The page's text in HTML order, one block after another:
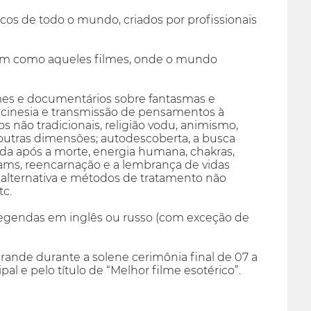
de todo o mundo, criados por profissionais
como aqueles filmes, onde o mundo
e documentários sobre fantasmas e
e transmissão de pensamentos à
não tradicionais, religião vodu, animismo,
dimensões; autodescoberta, a busca
após a morte, energia humana, chakras,
reencarnação e a lembrança de vidas
e métodos de tratamento não
em inglês ou russo (com exceção de
durante a solene cerimônia final de 07 a
e pelo título de “Melhor filme esotérico”.